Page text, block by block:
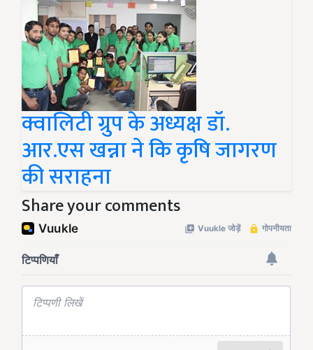
क्वालिटी ग्रुप के अध्यक्ष डॉ.
आर.एस खन्ना ने कि कृषि जागरण
की सराहना
Share your comments